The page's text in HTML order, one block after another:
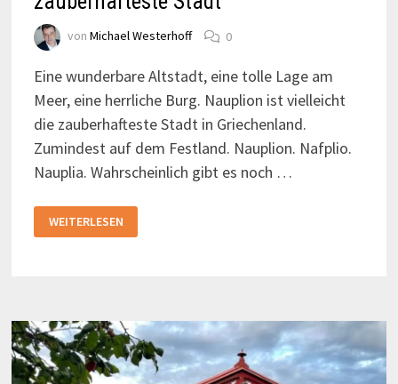
von Michael Westerhoff 0
Eine wunderbare Altstadt, eine tolle Lage am
Meer, eine herrliche Burg. Nauplion ist vielleicht
die zauberhafteste Stadt in Griechenland.
Zumindest auf dem Festland. Nauplion. Nafplio.
Nauplia. Wahrscheinlich gibt es noch …
/
NAFPLIO
WEITERLESEN